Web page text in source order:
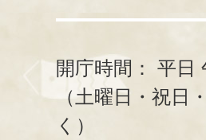
開庁時間： 平日
（土曜日・祝日
く）